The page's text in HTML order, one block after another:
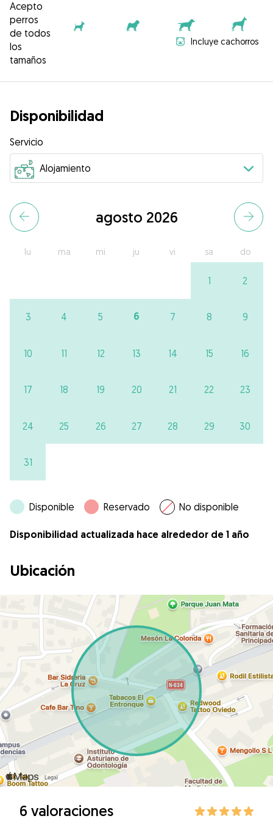
Acepto
perros
de todos
los
tamaños
Incluye cachorros
Disponibilidad
Servicio
agosto 2026
lu ma mi ju vi sa do
1 2
3 4 5 6 7 8 9
10 11 12 13 14 15 16
17 18 19 20 21 22 23
24 25 26 27 28 29 30
31
Disponible Reservado No disponible
Disponibilidad actualizada hace alrededor de 1 año
Ubicación
6 valoraciones